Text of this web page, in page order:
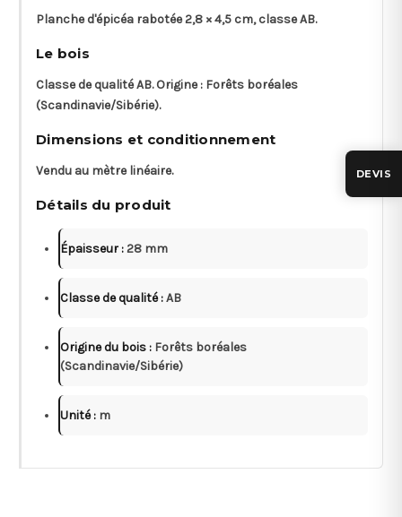
Planche d'épicéa rabotée 2,8 × 4,5 cm, classe AB.
Le bois
Classe de qualité AB. Origine : Forêts boréales
(Scandinavie/Sibérie).
Dimensions et conditionnement
Vendu au mètre linéaire.
Détails du produit
Épaisseur :28 mm
Classe de qualité :AB
Origine du bois : Forêts boréales
(Scandinavie/Sibérie)
Unité : m
DEVIS